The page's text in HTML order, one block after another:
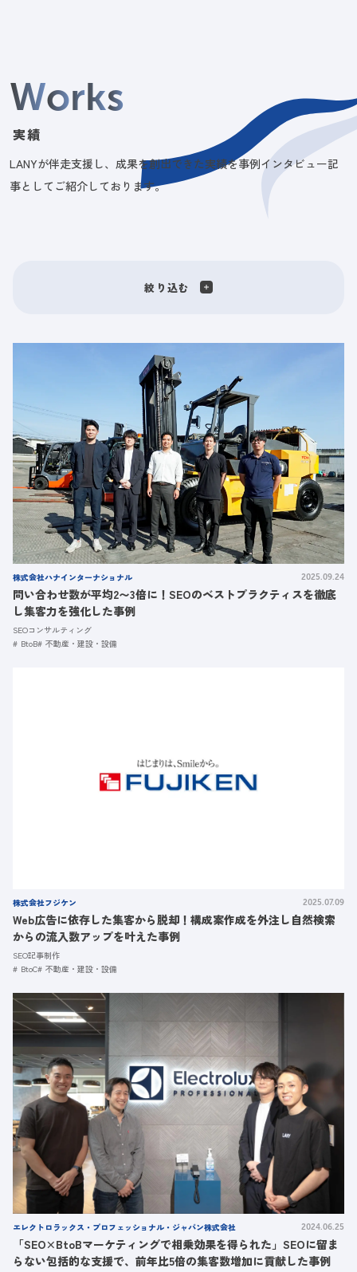
Works
実績
LANYが伴走支援し、成果を創出できた実績を事例インタビュー記
事としてご紹介しております。
絞り込む
株式会社ハナインターナショナル 2025.09.24
問い合わせ数が平均2〜3倍に！SEOのベストプラクティスを徹底
し集客力を強化した事例
SEOコンサルティング
BtoB
不動産・建設・設備
株式会社フジケン 2025.07.09
Web広告に依存した集客から脱却！構成案作成を外注し自然検索
からの流入数アップを叶えた事例
SEO記事制作
BtoC
不動産・建設・設備
エレクトロラックス・プロフェッショナル・ジャパン株式会社 2024.06.25
「SEO×BtoBマーケティングで相乗効果を得られた」SEOに留ま
らない包括的な支援で、前年比5倍の集客数増加に貢献した事例